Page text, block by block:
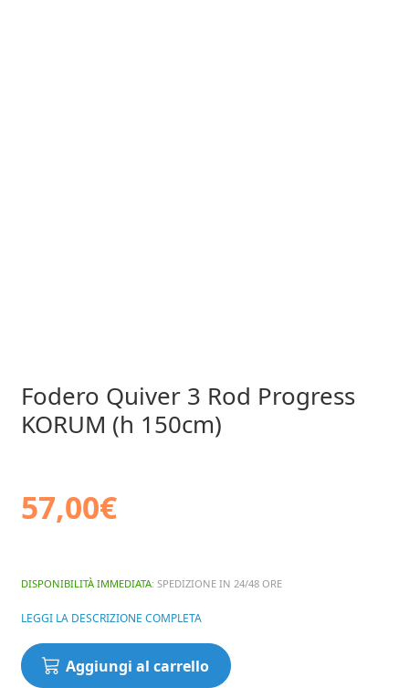
Fodero Quiver 3 Rod Progress
KORUM (h 150cm)
57,00€
DISPONIBILITÀ IMMEDIATA: SPEDIZIONE IN 24/48 ORE
LEGGI LA DESCRIZIONE COMPLETA
Fodero
Quiver
Aggiungi al carrello